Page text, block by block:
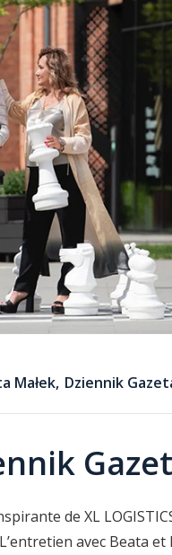
Małek, Dziennik
de XL
avec Beata et